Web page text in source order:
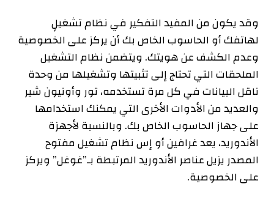
وقد يكون من المفيد التفكير في نظام تشغيلٍ
لهاتفك أو الحاسوب الخاص بك أن يركز على الخصوصية
وعدم الكشف عن هويتك. ويتضمن نظام التشغيل
الملحقات التي تحتاج إلى تثبيتها وتشغيلها من وحدة
ناقل البيانات في كل مرة تستخدمه، تور وأونيون شير
والعديد من الأدوات الأخرى التي يمكنك استخدامها
على جهاز الحاسوب الخاص بك. وبالنسبة لأجهزة
الأندوريد، يعد غرافين أو إس نظام تشغيل مفتوح
المصدر يزيل عناصر الأندوريد المرتبطة بـ”غوغل” ويركز
على الخصوصية.